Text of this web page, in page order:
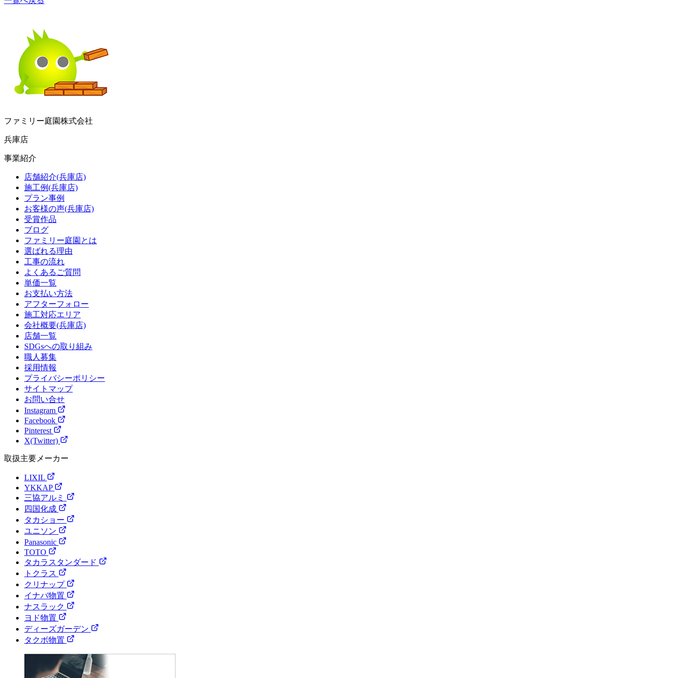
ファミリー庭園株式会社
兵庫店
事業紹介
店舗紹介(兵庫店)
施工例(兵庫店)
プラン事例
お客様の声(兵庫店)
受賞作品
ブログ
ファミリー庭園とは
選ばれる理由
工事の流れ
よくあるご質問
単価一覧
お支払い方法
アフターフォロー
施工対応エリア
会社概要(兵庫店)
店舗一覧
SDGsへの取り組み
職人募集
採用情報
プライバシーポリシー
サイトマップ
お問い合せ
Instagram
Facebook
Pinterest
X(Twitter)
取扱主要メーカー
LIXIL
YKKAP
三協アルミ
四国化成
タカショー
ユニソン
Panasonic
TOTO
タカラスタンダード
トクラス
クリナップ
イナバ物置
ナスラック
ヨド物置
ディーズガーデン
タクボ物置